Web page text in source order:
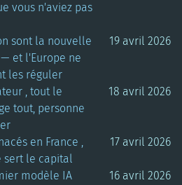
vous n'aviez pas
sont la nouvelle
et l'Europe ne
les réguler
19 avril 2026
, tout le
tout, personne
18 avril 2026
en France ,
sert le capital
17 avril 2026
modèle IA
16 avril 2026